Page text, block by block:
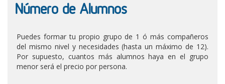
Número de Alumnos
Puedes formar tu propio grupo de 1 ó más compañeros
del mismo nivel y necesidades (hasta un máximo de 12).
Por supuesto, cuantos más alumnos haya en el grupo
menor será el precio por persona.